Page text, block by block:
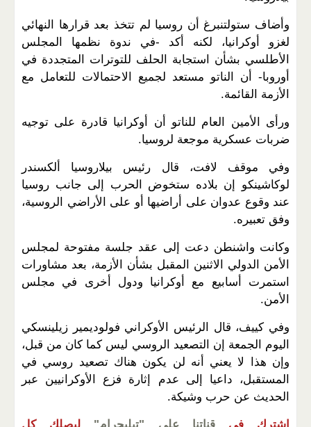
وأضاف ستولتنبرغ أن روسيا لم تتخذ بعد قرارها النهائي
لغزو أوكرانيا، لكنه أكد -في ندوة نظمها المجلس
الأطلسي بشأن استجابة الحلف للتوترات المتجددة في
أوروبا- أن الناتو مستعد لجميع الاحتمالات للتعامل مع
الأزمة القائمة.
ورأى الأمين العام للناتو أن أوكرانيا قادرة على توجيه
ضربات عسكرية موجعة لروسيا.
وفي موقف لافت، قال رئيس بيلاروسيا ألكسندر
لوكاشينكو إن بلاده ستخوض الحرب إلى جانب روسيا
عند وقوع عدوان على أراضيها أو على الأراضي الروسية،
وفق تعبيره.
وكانت واشنطن دعت إلى عقد جلسة مفتوحة لمجلس
الأمن الدولي الاثنين المقبل بشأن الأزمة، بعد مشاورات
استمرت أسابيع مع أوكرانيا ودول أخرى في مجلس
الأمن.
وفي كييف، قال الرئيس الأوكراني فولوديمير زيلينسكي
اليوم الجمعة إن التصعيد الروسي ليس كما كان من قبل،
وإن هذا لا يعني أنه لن يكون هناك تصعيد روسي في
المستقبل، داعيا إلى عدم إثارة فزع الأوكرانيين عبر
الحديث عن حرب وشيكة.